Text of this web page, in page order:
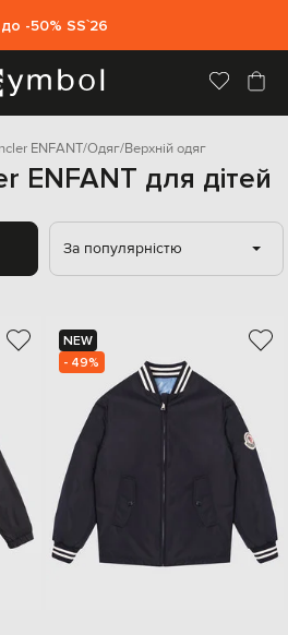
-50% SS`26
ENFANT Одяг Верхній одяг
ENFANT для дітей
За популярністю
NEW
- 49%